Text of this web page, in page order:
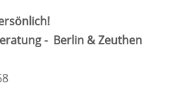
- Berlin & Zeuthen